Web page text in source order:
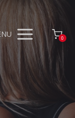
0